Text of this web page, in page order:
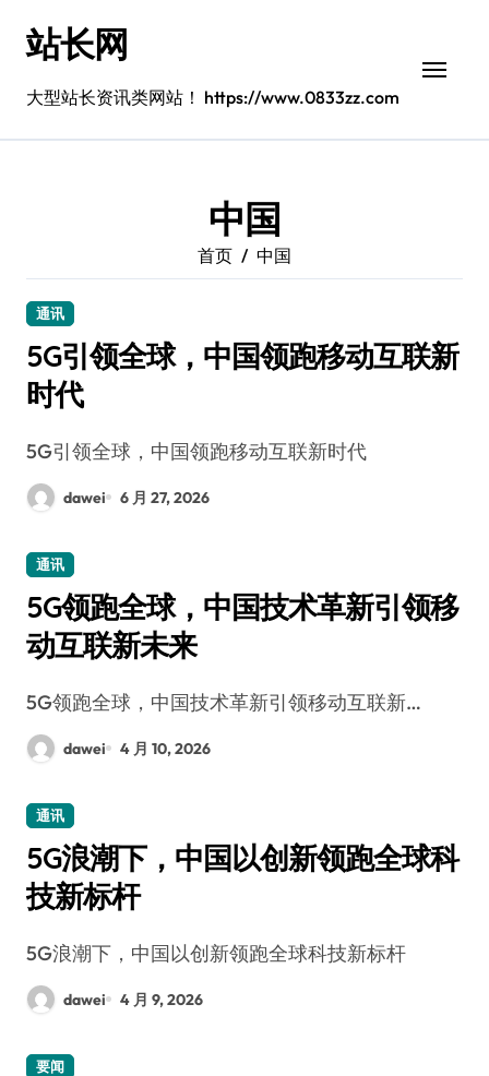
站长网
大型站长资讯类网站！ https://www.0833zz.com
中国
首页 中国
通讯
5G引领全球，中国领跑移动互联新
时代
5G引领全球，中国领跑移动互联新时代
dawei 6 月 27, 2026
通讯
5G领跑全球，中国技术革新引领移
动互联新未来
5G领跑全球，中国技术革新引领移动互联新…
dawei 4 月 10, 2026
通讯
5G浪潮下，中国以创新领跑全球科
技新标杆
5G浪潮下，中国以创新领跑全球科技新标杆
dawei 4 月 9, 2026
要闻